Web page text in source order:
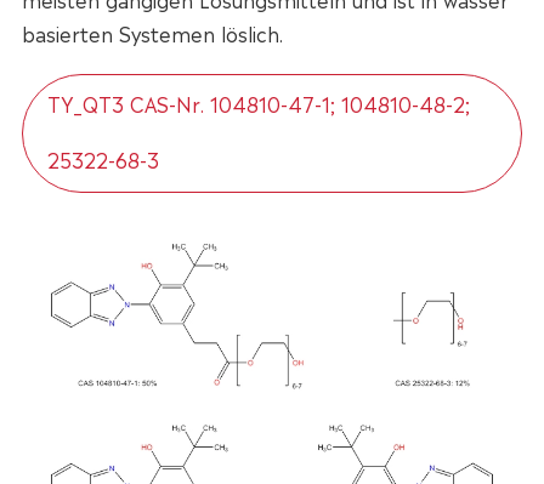
basierten Systemen löslich.
TY_QT3 CAS-Nr. 104810-47-1; 104810-48-2;
25322-68-3